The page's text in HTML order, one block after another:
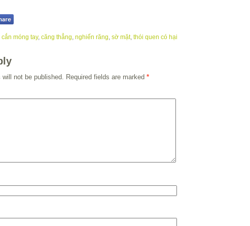
cắn móng tay, căng thẳng nghiến răng sờ mặt, thói quen có hại
not be published. Required fields are marked *